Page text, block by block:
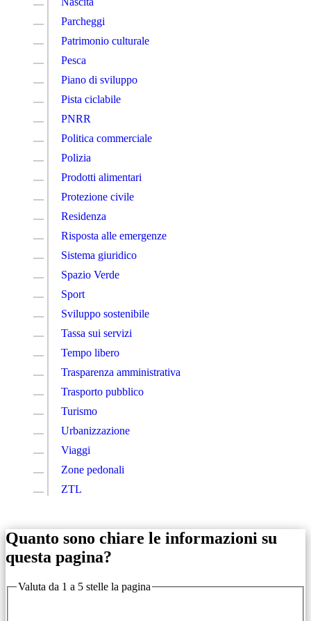
Parcheggi
Patrimonio culturale
Pesca
Piano di sviluppo
Pista ciclabile
PNRR
Politica commerciale
Polizia
Prodotti alimentari
Protezione civile
Residenza
Risposta alle emergenze
Sistema giuridico
Spazio Verde
Sport
Sviluppo sostenibile
Tassa sui servizi
Tempo libero
Trasparenza amministrativa
Trasporto pubblico
Turismo
Urbanizzazione
Viaggi
Zone pedonali
ZTL
Quanto sono chiare le informazioni su
questa pagina?
Valuta da 1 a 5 stelle la pagina